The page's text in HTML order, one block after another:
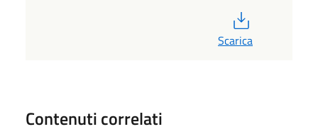
Scarica
Contenuti correlati